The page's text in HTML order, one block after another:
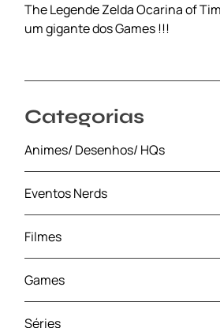
The Legende Zelda Ocarina of
um gigante dos Games !!!
Categorias
Animes/ Desenhos/ HQs
Eventos Nerds
Filmes
Games
Séries